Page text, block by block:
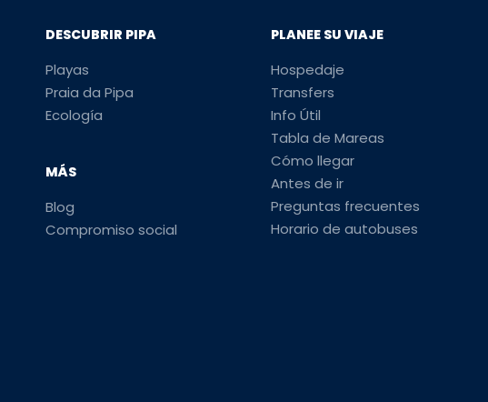
DESCUBRIR PIPA
Playas
Praia da Pipa
Ecología
MÁS
Blog
Compromiso social
PLANEE SU VIAJE
Hospedaje
Transfers
Info Útil
Tabla de Mareas
Cómo llegar
Antes de ir
Preguntas frecuentes
Horario de autobuses